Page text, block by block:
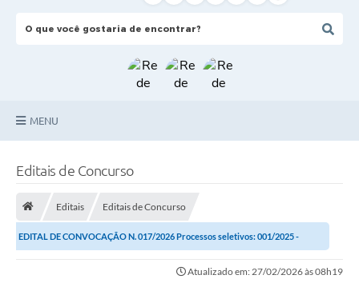
MENU
Fotos
Editais de Concurso
Editais Editais de Concurso
EDITAL DE CONVOCAÇÃO N. 017/2026 Processos seletivos: 001/2025 -
Atualizado em: 27/02/2026 às 08h19